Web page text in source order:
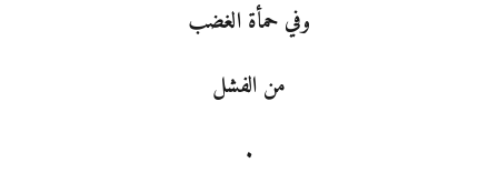
وفي حمأة الغضب
من الفشل
.